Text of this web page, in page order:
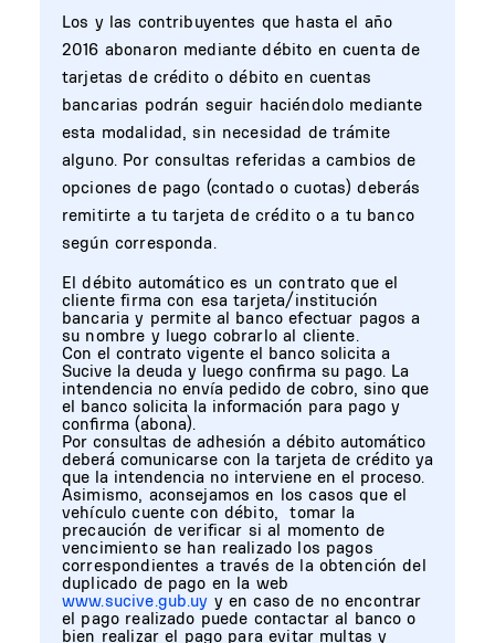
Los y las contribuyentes que hasta el año
2016 abonaron mediante débito en cuenta de
tarjetas de crédito o débito en cuentas
bancarias podrán seguir haciéndolo mediante
esta modalidad, sin necesidad de trámite
alguno. Por consultas referidas a cambios de
opciones de pago (contado o cuotas) deberás
remitirte a tu tarjeta de crédito o a tu banco
según corresponda.
El débito automático es un contrato que el
cliente firma con esa tarjeta/institución
bancaria y permite al banco efectuar pagos a
su nombre y luego cobrarlo al cliente.
Con el contrato vigente el banco solicita a
Sucive la deuda y luego confirma su pago. La
intendencia no envía pedido de cobro, sino que
el banco solicita la información para pago y
confirma (abona).
Por consultas de adhesión a débito automático
deberá comunicarse con la tarjeta de crédito ya
que la intendencia no interviene en el proceso.
Asimismo, aconsejamos en los casos que el
vehículo cuente con débito, tomar la
precaución de verificar si al momento de
vencimiento se han realizado los pagos
correspondientes a través de la obtención del
duplicado de pago en la web
www.sucive.gub.uy y en caso de no encontrar
el pago realizado puede contactar al banco o
bien realizar el pago para evitar multas y